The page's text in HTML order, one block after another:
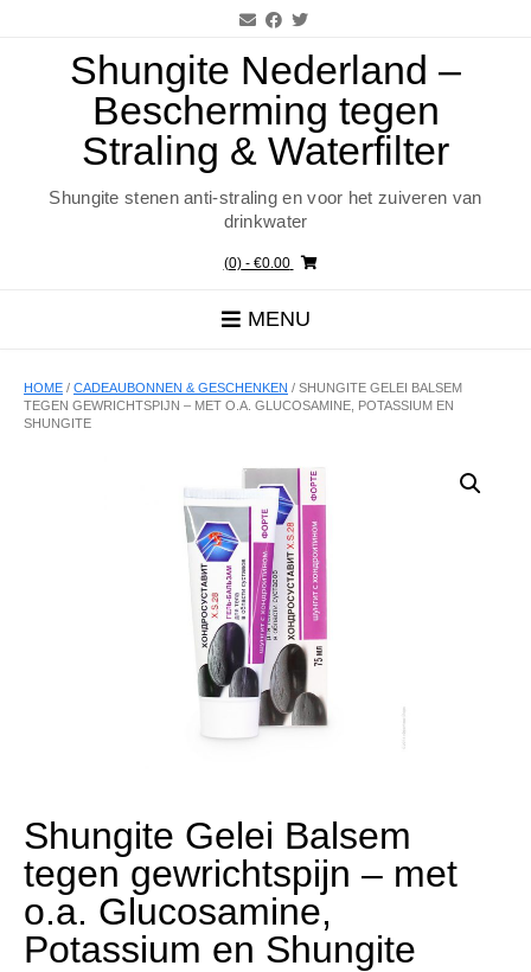
Shungite Nederland –
Bescherming tegen
Straling & Waterfilter
Shungite stenen anti-straling en voor het zuiveren van
drinkwater
(0)- €0.00
MENU
HOME / CADEAUBONNEN & GESCHENKEN / SHUNGITE GELEI BALSEM
TEGEN GEWRICHTSPIJN – MET O.A. GLUCOSAMINE, POTASSIUM EN
SHUNGITE
Shungite Gelei Balsem
tegen gewrichtspijn – met
o.a. Glucosamine,
Potassium en Shungite